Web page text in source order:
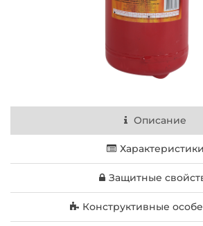
Описание
Характеристики
Защитные
Конструктивные